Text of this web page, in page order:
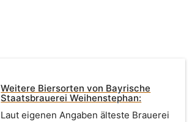
Weitere Biersorten von Bayrische
Staatsbrauerei Weihenstephan:
Laut eigenen Angaben älteste Brauerei